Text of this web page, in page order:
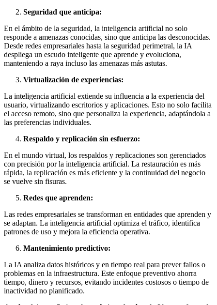
Seguridad que anticipa:
En el ámbito de la seguridad, la inteligencia artificial no solo
responde a amenazas conocidas, sino que anticipa las desconocidas.
Desde redes empresariales hasta la seguridad perimetral, la IA
despliega un escudo inteligente que aprende y evoluciona,
manteniendo a raya incluso las amenazas más astutas.
Virtualización de experiencias:
La inteligencia artificial extiende su influencia a la experiencia del
usuario, virtualizando escritorios y aplicaciones. Esto no solo facilita
el acceso remoto, sino que personaliza la experiencia, adaptándola a
las preferencias individuales.
Respaldo y replicación sin esfuerzo:
En el mundo virtual, los respaldos y replicaciones son gerenciados
con precisión por la inteligencia artificial. La restauración es más
rápida, la replicación es más eficiente y la continuidad del negocio
se vuelve sin fisuras.
Redes que aprenden:
Las redes empresariales se transforman en entidades que aprenden y
se adaptan. La inteligencia artificial optimiza el tráfico, identifica
patrones de uso y mejora la eficiencia operativa.
Mantenimiento predictivo:
La IA analiza datos históricos y en tiempo real para prever fallos o
problemas en la infraestructura. Este enfoque preventivo ahorra
tiempo, dinero y recursos, evitando incidentes costosos o tiempo de
inactividad no planificado.